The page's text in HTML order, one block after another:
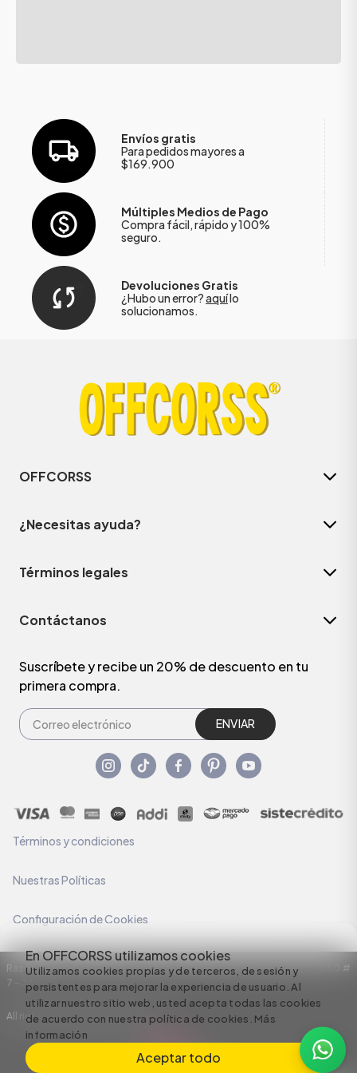
En OFFCORSS utilizamos cookies
Utilizamos cookies propias y de terceros, de sesión y
persistentes para mejorar la experiencia de usuario. Al
utilizar nuestro sitio web, usted acepta todas las cookies
de acuerdo con nuestra política de cookies. Más
información
Aceptar todo
Envíos gratis
Para pedidos mayores a
$169.900
Múltiples Medios de Pago
Compra fácil, rápido y 100%
seguro.
Devoluciones Gratis
¿Hubo un error?aquílo
solucionamos.
OFFCORSS
¿Necesitas ayuda?
Términos legales
Contáctanos
Suscríbete y recibe un 20% de descuento en tu
primera compra.
ENVIAR
Términos y condiciones
Nuestras Políticas
Configuración de Cookies
Razón Social: C.I HERMECO S.A. NIT: 890924167-6 Dirección: Carrera 50 #
7 – 35
All rights reserved empowered by